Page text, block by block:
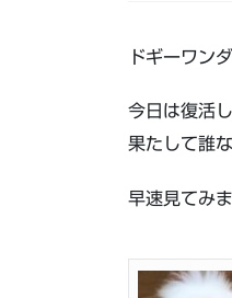
ドギーワン
今日は復活
果たして誰
早速見てみ